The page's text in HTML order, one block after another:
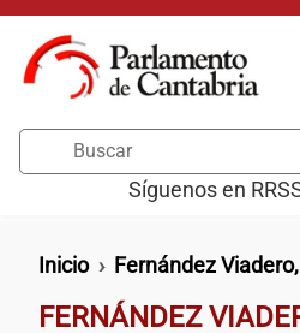
Pasar al contenido principal
Síguenos en
Ruta de navegación
Inicio Fernández
FERNÁNDEZ